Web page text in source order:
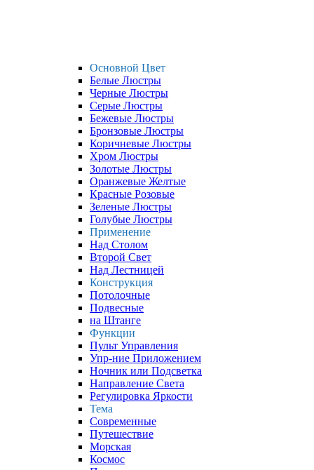
Основной Цвет
Белые Люстры
Черные Люстры
Серые Люстры
Бежевые Люстры
Бронзовые Люстры
Коричневые Люстры
Хром Люстры
Золотые Люстры
Оранжевые Желтые
Красные Розовые
Зеленые Люстры
Голубые Люстры
Применение
Над Столом
Второй Свет
Над Лестницей
Конструкция
Потолочные
Подвесные
на Штанге
Функции
Пульт Управления
Упр-ние Приложением
Ночник или Подсветка
Направление Света
Регулировка Яркости
Тема
Современные
Путешествие
Морская
Космос